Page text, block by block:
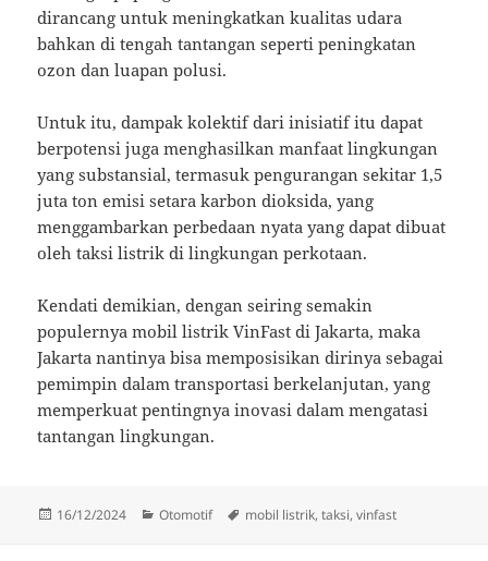
dirancang untuk meningkatkan kualitas udara
bahkan di tengah tantangan seperti peningkatan
ozon dan luapan polusi.
Untuk itu, dampak kolektif dari inisiatif itu dapat
berpotensi juga menghasilkan manfaat lingkungan
yang substansial, termasuk pengurangan sekitar 1,5
juta ton emisi setara karbon dioksida, yang
menggambarkan perbedaan nyata yang dapat dibuat
oleh taksi listrik di lingkungan perkotaan.
Kendati demikian, dengan seiring semakin
populernya mobil listrik VinFast di Jakarta, maka
Jakarta nantinya bisa memposisikan dirinya sebagai
pemimpin dalam transportasi berkelanjutan, yang
memperkuat pentingnya inovasi dalam mengatasi
tantangan lingkungan.
Diposkan
16/12/2024 Kategori
Otomotif Tag
mobil listrik,taksi,vinfast